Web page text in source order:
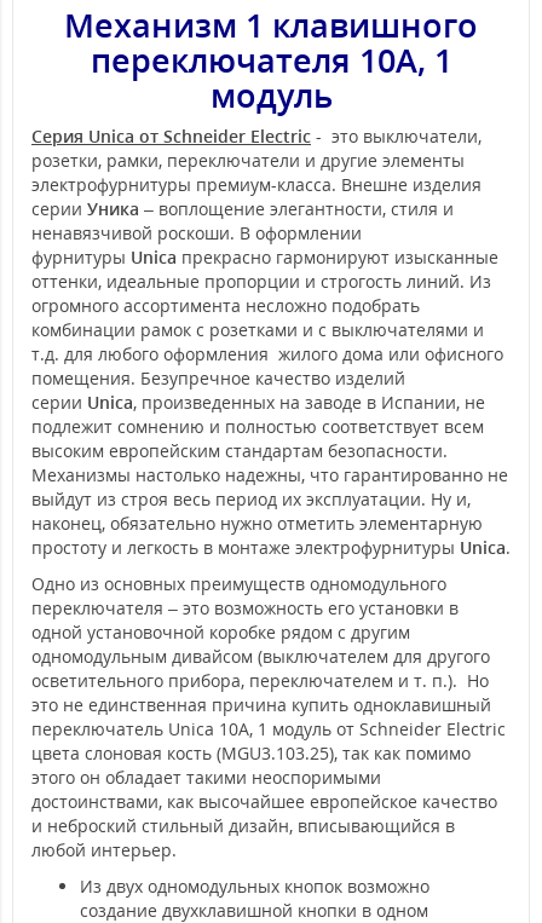
Механизм 1 клавишного
переключателя 10А, 1
модуль
Серия Unica от Schneider Electric - это выключатели,
розетки, рамки, переключатели и другие элементы
электрофурнитуры премиум-класса. Внешне изделия
серии Уника – воплощение элегантности, стиля и
ненавязчивой роскоши. В оформлении
фурнитуры Unica прекрасно гармонируют изысканные
оттенки, идеальные пропорции и строгость линий. Из
огромного ассортимента несложно подобрать
комбинации рамок с розетками и с выключателями и
т.д. для любого оформления жилого дома или офисного
помещения. Безупречное качество изделий
серии Unica, произведенных на заводе в Испании, не
подлежит сомнению и полностью соответствует всем
высоким европейским стандартам безопасности.
Механизмы настолько надежны, что гарантированно не
выйдут из строя весь период их эксплуатации. Ну и,
наконец, обязательно нужно отметить элементарную
простоту и легкость в монтаже электрофурнитуры Unica.
Одно из основных преимуществ одномодульного
переключателя – это возможность его установки в
одной установочной коробке рядом с другим
одномодульным дивайсом (выключателем для другого
осветительного прибора, переключателем и т. п.). Но
это не единственная причина купить одноклавишный
переключатель Unica 10А, 1 модуль от Schneider Electric
цвета слоновая кость (MGU3.103.25), так как помимо
этого он обладает такими неоспоримыми
достоинствами, как высочайшее европейское качество
и неброский стильный дизайн, вписывающийся в
любой интерьер.
Из двух одномодульных кнопок возможно
создание двухклавишной кнопки в одном